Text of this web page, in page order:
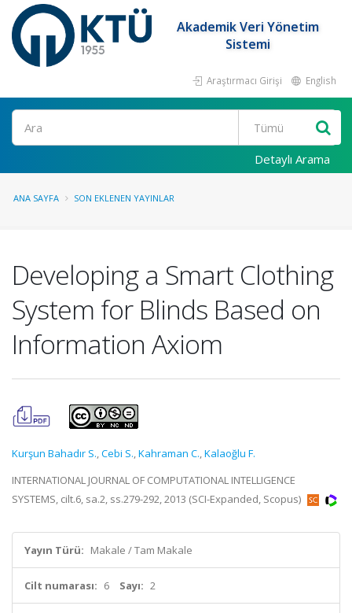
Akademik Veri Yönetim
Sistemi
Araştırmacı Girişi English
Ara
Detaylı Arama
ANA SAYFA SON EKLENEN YAYINLAR
Developing a Smart Clothing
System for Blinds Based on
Information Axiom
Kurşun Bahadır S.,Cebi S.,Kahraman C.,Kalaoğlu F.
INTERNATIONAL JOURNAL OF COMPUTATIONAL INTELLIGENCE
SYSTEMS, cilt.6, sa.2, ss.279-292, 2013 (SCI-Expanded, Scopus)
Yayın Türü: Makale / Tam Makale
Cilt numarası: 6 Sayı: 2